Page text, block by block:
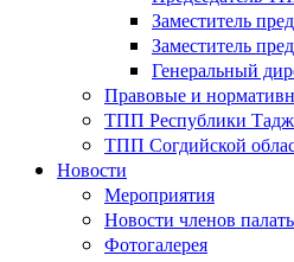
Заместитель
Заместитель
Генеральный
Правовые и
ТПП Республики
ТПП Согдийской
Новости
Мероприятия
Новости членов
Фотогалерея